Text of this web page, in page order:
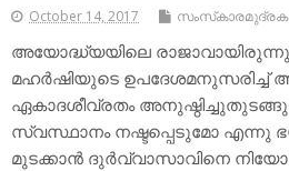
October 14, 2017
അയോദ്ധ്യയിലെ
മഹര്‍ഷിയുടെ ഉപദേശമനുസരിച്ച്
ഏകാദശീവ്രതം
സ്വസ്ഥാനം നഷ്ടപ്പെടുമോ എന്നു
മുടക്കാന്‍ ദുര്‍വ്വാസാവിനെ